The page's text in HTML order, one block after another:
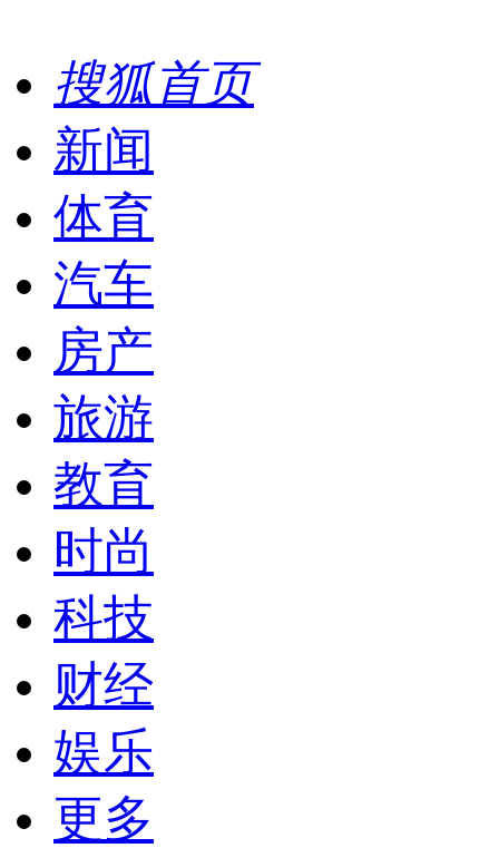
搜狐首页
新闻
体育
汽车
房产
旅游
教育
时尚
科技
财经
娱乐
更多